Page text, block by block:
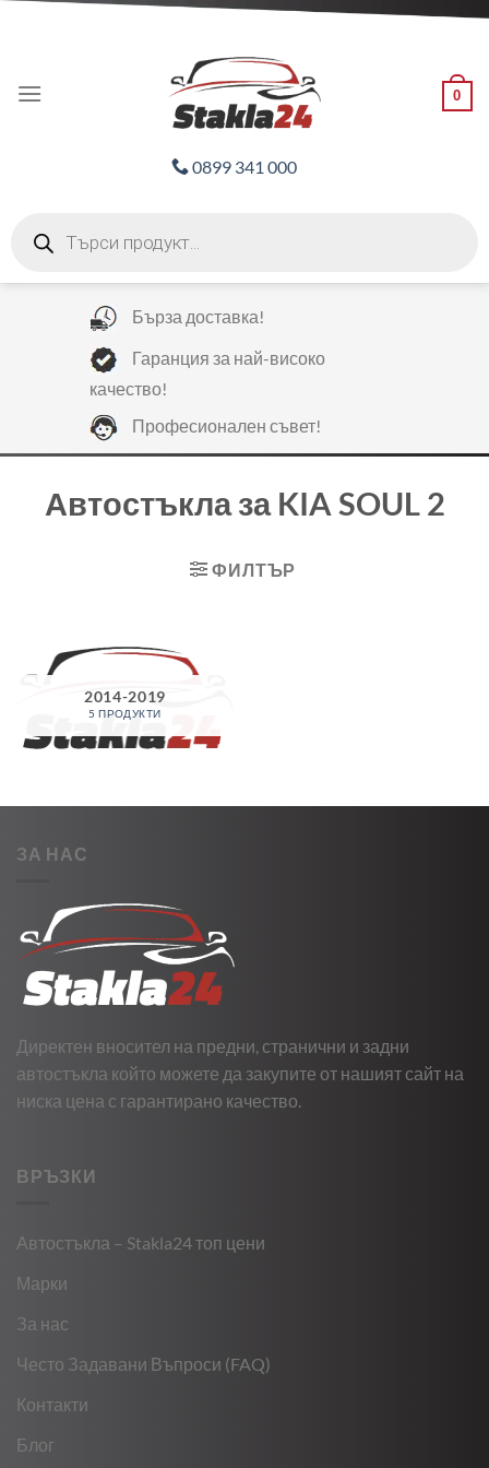
0
0899 341 000
search
Бърза доставка!
Гаранция за най-високо
качество!
Професионален съвет!
Автостъкла за KIA SOUL 2
ФИЛТЪР
2014-2019
5 ПРОДУКТИ
ЗА НАС
Директен вносител на предни, странични и задни
автостъкла който можете да закупите от нашият сайт на
ниска цена с гарантирано качество.
ВРЪЗКИ
Автостъкла – Stakla24 топ цени
Марки
За нас
Често Задавани Въпроси (FAQ)
Контакти
Блог